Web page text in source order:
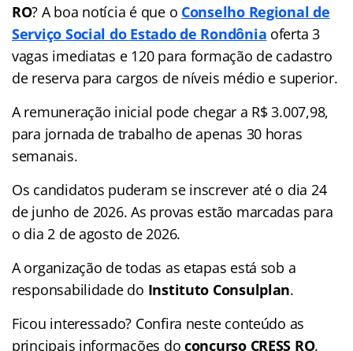
RO? A boa notícia é que o Conselho Regional de
Serviço Social do Estadode Rondônia oferta 3
vagas imediatas e 120 para formação de cadastro
de reserva para cargos de níveis médio e superior.
A remuneração inicial pode chegar a R$ 3.007,98,
para jornada de trabalho de apenas 30 horas
semanais.
Os candidatos puderam se inscrever até o dia 24
de junho de 2026. As provas estão marcadas para
o dia 2 de agosto de 2026.
A organização de todas as etapas está sob a
responsabilidade do Instituto Consulplan.
Ficou interessado? Confira neste conteúdo as
principais informações do concurso CRESS RO.